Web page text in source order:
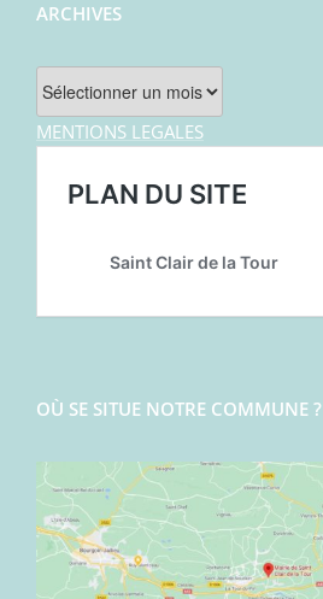
ARCHIVES
Archives
MENTIONS LEGALES
OÙ SE SITUE NOTRE COMMUNE ?